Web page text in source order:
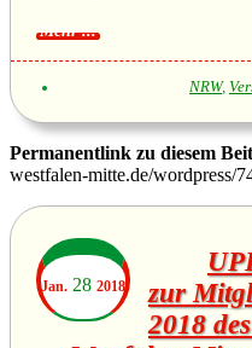
NRW,
Permanentlink zu diesem
westfalen-mitte.de/wordpress/
Jan. 28 2018
zur
2018